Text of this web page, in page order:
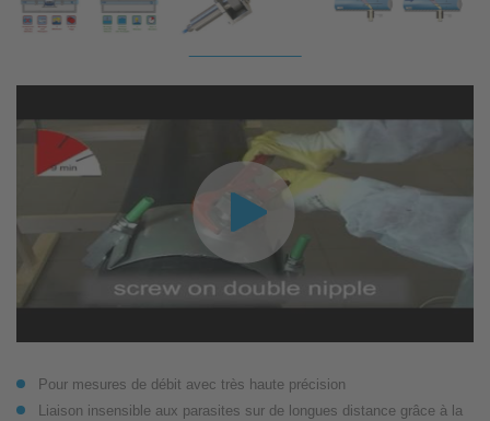
Pour mesures de débit avec très haute précision
Liaison insensible aux parasites sur de longues distance grâce à la